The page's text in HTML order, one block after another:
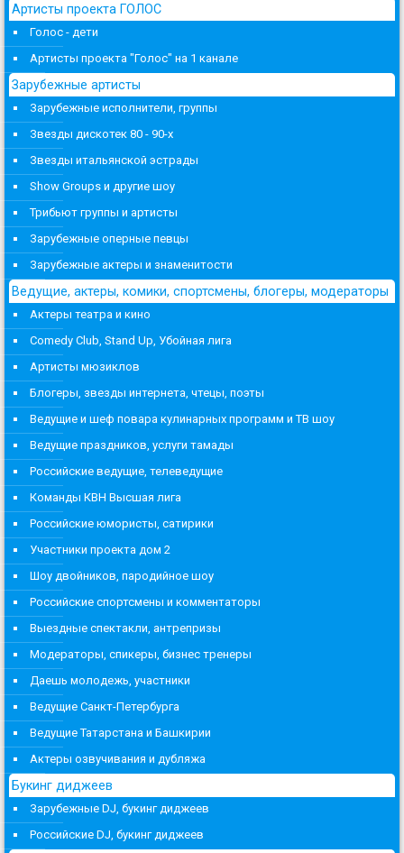
Артисты проекта ГОЛОС
Голос - дети
Артисты проекта "Голос" на 1 канале
Зарубежные артисты
Зарубежные исполнители, группы
Звезды дискотек 80 - 90-х
Звезды итальянской эстрады
Show Groups и другие шоу
Трибьют группы и артисты
Зарубежные оперные певцы
Зарубежные актеры и знаменитости
Ведущие, актеры, комики, спортсмены, блогеры, модераторы
Актеры театра и кино
Comedy Club, Stand Up, Убойная лига
Артисты мюзиклов
Блогеры, звезды интернета, чтецы, поэты
Ведущие и шеф повара кулинарных программ и ТВ шоу
Ведущие праздников, услуги тамады
Российские ведущие, телеведущие
Команды КВН Высшая лига
Российские юмористы, сатирики
Участники проекта дом 2
Шоу двойников, пародийное шоу
Российские спортсмены и комментаторы
Выездные спектакли, антрепризы
Модераторы, спикеры, бизнес тренеры
Даешь молодежь, участники
Ведущие Санкт-Петербурга
Ведущие Татарстана и Башкирии
Актеры озвучивания и дубляжа
Букинг диджеев
Зарубежные DJ, букинг диджеев
Российские DJ, букинг диджеев